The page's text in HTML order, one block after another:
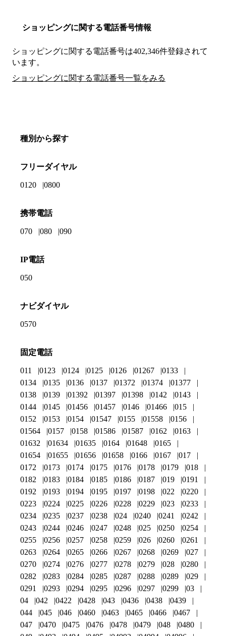
ショッピングに関する電話番号情報
ショッピングに関する電話番号は402,346件登録されて
います。
ショッピングに関する電話番号一覧をみる
種別から探す
フリーダイヤル
0120 0800
携帯電話
070 080 090
IP電話
050
ナビダイヤル
0570
固定電話
011 0123 0124 0125 0126 01267
0133
0134
0135 0136 0137 01372 01374
01377
0138
0139 01392 01397 01398 0142
0143
0144
0145 01456 01457 0146 01466
015
0152
0153 0154 01547 0155 01558
0156
01564
0157 0158 01586 01587 0162
0163
01632
01634 01635 0164 01648
0165
01654
01655 01656 01658 0166 0167
017
0172
0173 0174 0175 0176 0178 0179
018
0182
0183 0184 0185 0186 0187 019
0191
0192
0193 0194 0195 0197 0198 022
0220
0223
0224 0225 0226 0228 0229 023
0233
0234
0235 0237 0238 024 0240 0241
0242
0243
0244 0246 0247 0248 025 0250
0254
0255
0256 0257 0258 0259 026 0260
0261
0263
0264 0265 0266 0267 0268 0269
027
0270
0274 0276 0277 0278 0279 028
0280
0282
0283 0284 0285 0287 0288 0289
029
0291
0293 0294 0295 0296 0297 0299
03
04
042 0422 0428 043 0436 0438
0439
044
045 046 0460 0463 0465 0466
0467
047
0470 0475 0476 0478 0479 048
0480